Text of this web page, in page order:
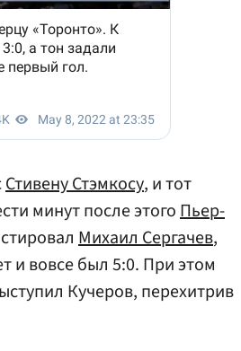
Стивену Стэмкосу, и тот
минут после этогоПьер-
Михаил Сергачев,
и вовсе был 5:0. При этом
Кучеров, перехитрив